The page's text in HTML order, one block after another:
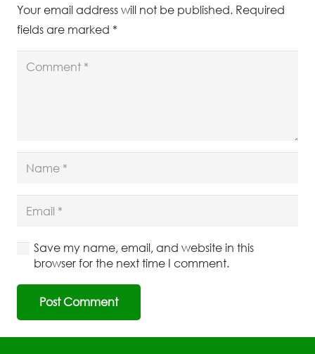
Your email address will not be published. Required
fields are marked *
Save my name, email, and website in this
browser for the next time I comment.
Post Comment